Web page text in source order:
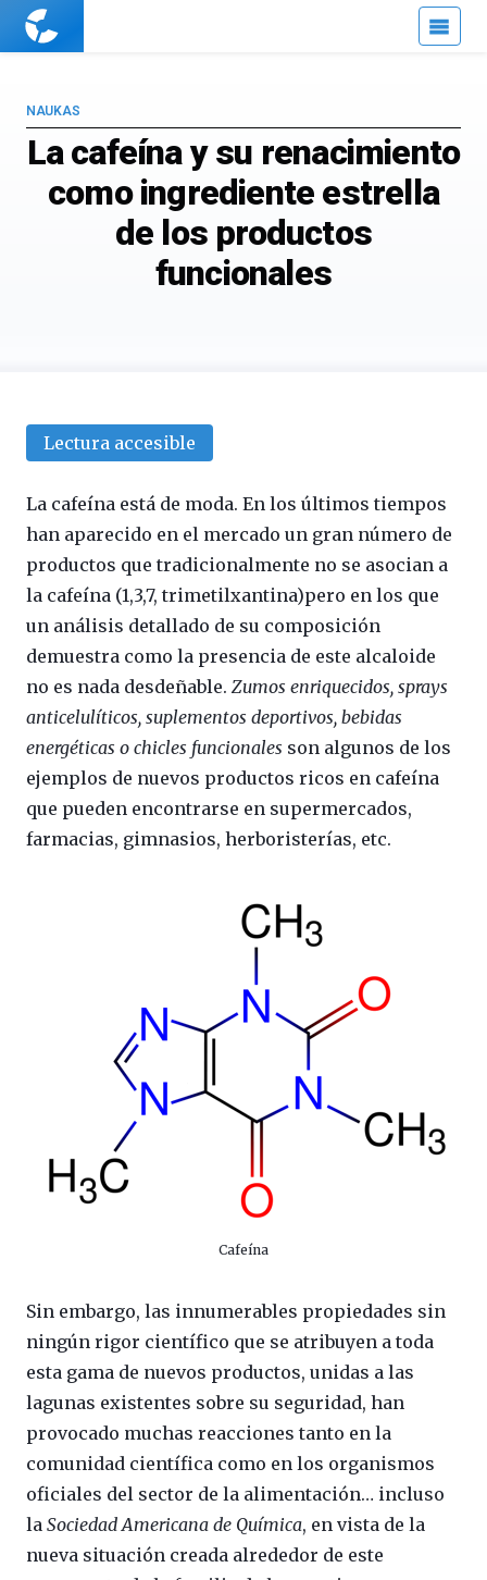
Cuaderno
La cafeína y su renacimiento
como ingrediente estrella
de los productos
funcionales
NAUKAS
Lectura accesible
La cafeína está de moda. En los últimos tiempos
han aparecido en el mercado un gran número de
productos que tradicionalmente no se asocian a
la cafeína (1,3,7, trimetilxantina)pero en los que
un análisis detallado de su composición
demuestra como la presencia de este alcaloide
no es nada desdeñable. Zumos enriquecidos, sprays
anticelulíticos, suplementos deportivos, bebidas
energéticas o chicles funcionales son algunos de los
ejemplos de nuevos productos ricos en cafeína
que pueden encontrarse en supermercados,
farmacias, gimnasios, herboristerías, etc.
Cafeína
Sin embargo, las innumerables propiedades sin
ningún rigor científico que se atribuyen a toda
esta gama de nuevos productos, unidas a las
lagunas existentes sobre su seguridad, han
provocado muchas reacciones tanto en la
comunidad científica como en los organismos
oficiales del sector de la alimentación… incluso
la Sociedad Americana de Química, en vista de la
nueva situación creada alrededor de este